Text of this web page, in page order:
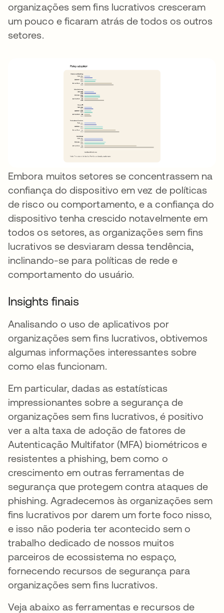
organizações sem fins lucrativos cresceram
um pouco e ficaram atrás de todos os outros
setores.
Embora muitos setores se concentrassem na
confiança do dispositivo em vez de políticas
de risco ou comportamento, e a confiança do
dispositivo tenha crescido notavelmente em
todos os setores, as organizações sem fins
lucrativos se desviaram dessa tendência,
inclinando-se para políticas de rede e
comportamento do usuário.
Insights finais
Analisando o uso de aplicativos por
organizações sem fins lucrativos, obtivemos
algumas informações interessantes sobre
como elas funcionam.
Em particular, dadas as estatísticas
impressionantes sobre a segurança de
organizações sem fins lucrativos, é positivo
ver a alta taxa de adoção de fatores de
Autenticação Multifator (MFA) biométricos e
resistentes a phishing, bem como o
crescimento em outras ferramentas de
segurança que protegem contra ataques de
phishing. Agradecemos às organizações sem
fins lucrativos por darem um forte foco nisso,
e isso não poderia ter acontecido sem o
trabalho dedicado de nossos muitos
parceiros de ecossistema no espaço,
fornecendo recursos de segurança para
organizações sem fins lucrativos.
Veja abaixo as ferramentas e recursos de